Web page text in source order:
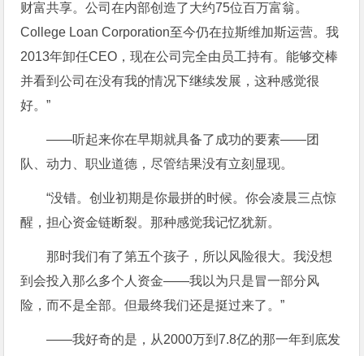
财富共享。公司在内部创造了大约75位百万富翁。
College Loan Corporation至今仍在拉斯维加斯运营。我
2013年卸任CEO，现在公司完全由员工持有。能够交棒
并看到公司在没有我的情况下继续发展，这种感觉很
好。”
——听起来你在早期就具备了成功的要素——团
队、动力、职业道德，尽管结果没有立刻显现。
“没错。创业初期是你最拼的时候。你会凌晨三点惊
醒，担心资金链断裂。那种感觉我记忆犹新。
那时我们有了第五个孩子，所以风险很大。我没想
到会投入那么多个人资金——我以为只是冒一部分风
险，而不是全部。但最终我们还是挺过来了。”
——我好奇的是，从2000万到7.8亿的那一年到底发